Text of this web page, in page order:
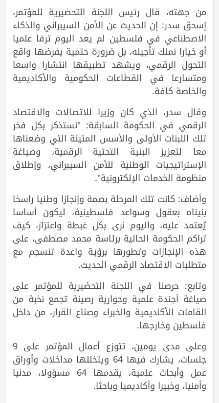
من جهته، قال رئيس اللجنة التحضيرية للمؤتمر،
إسحق سدر: إن الحديث عن الأمن السيبراني والذكاء
الاصطناعي في فلسطين لم يعد اليوم ترفا علميا
أو خيارا نملك تأجيله، بل ضرورة حتمية يفرضها واقع
التحول الرقمي، ويشهد تطبيقها انتشارا واسعا
ومتسارعا في القطاعات الحكومية والأكاديمية
والخاصة كافة.
وقال سدر، الذي كان وزيرا للاتصالات والاقتصاد
الرقمي في الحكومة السابقة: "نستذكر بكل فخر
تلك اللبنات الأولى والأسس المتينة التي وضعناها
معا لتعزيز البنية التحتية الرقمية، وصياغة
الإستراتيجيات الوطنية للأمن السيبراني، وإطلاق
منظومة الخدمات الإلكترونية".
وأضاف: كانت تلك المرحلة بصمة وإنجازا وطنيا راسخا
بنيناه بعقول وسواعد فلسطينية، ليكون أساسا
يُعتمد عليه، واليوم نرى بكل غبطة واعتزاز، كيف
تراكم الحكومة الحالية برئاسة محمد مصطفى، على
هذه الإنجازات وتطورها برؤية واعدة تنسجم مع
متطلبات الاقتصاد الرقمي الحديث.
وتابع: حرصنا في اللجنة التحضيرية للمؤتمر على
صياغة أجندة علمية وحوارية رصينة تجمع نخبة من
القامات الأكاديمية والخبراء وصناع القرار، من داخل
فلسطين وخارجها.
وعلى مدى يومين، تتوزع أعمال المؤتمر على 9
جلسات، يشارك فيها 64 ويتخللها مداخلات وأوراق
عمل وأبحاث علمية، يقدمها 64 مسؤولا، مدنيا
وأمنيا، وخبيرا وأكاديميا وباحثا.